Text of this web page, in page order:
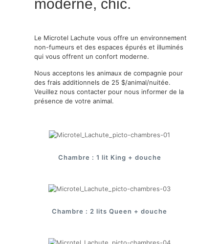
moderne, chic.
Le Microtel Lachute vous offre un environnement
non-fumeurs et des espaces épurés et illuminés
qui vous offrent un confort moderne.
Nous acceptons les animaux de compagnie pour
des frais additionnels de 25 $/animal/nuitée.
Veuillez nous contacter pour nous informer de la
présence de votre animal.
Chambre : 1 lit King + douche
Chambre : 2 lits Queen + douche